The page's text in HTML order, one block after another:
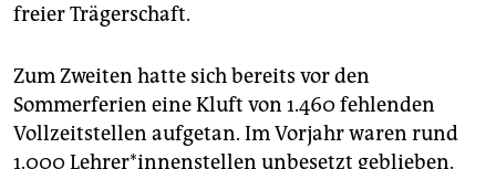
freier Trägerschaft.
Zum Zweiten hatte sich bereits vor den
Sommerferien eine Kluft von 1.460 fehlenden
Vollzeitstellen aufgetan. Im Vorjahr waren rund
1.000 Leh­re­r*in­nen­stel­len unbesetzt geblieben.